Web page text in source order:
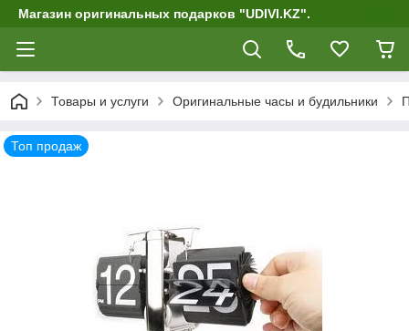
Магазин оригинальных подарков "UDIVI.KZ".
Товары и услуги Оригинальные часы и будильники
Топ продаж